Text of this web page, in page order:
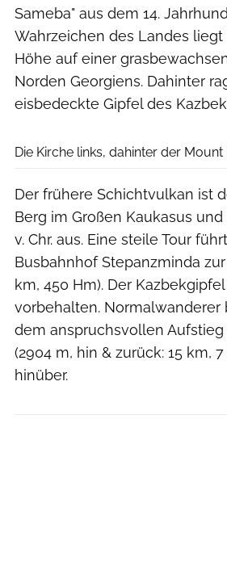
Sameba" aus dem 14.
Wahrzeichen des Landes liegt
Höhe auf einer
Norden Georgiens. Dahinter
eisbedeckte Gipfel des
Die Kirche links, dahinter der Mount
Der frühere Schichtvulkan ist
Berg im Großen Kaukasus
v. Chr. aus. Eine steile Tour
Busbahnhof Stepanzminda
km, 450 Hm). Der
vorbehalten. Normalwanderer
dem anspruchsvollen Aufstieg
(2904 m, hin & zurück: 15 km,
hinüber.